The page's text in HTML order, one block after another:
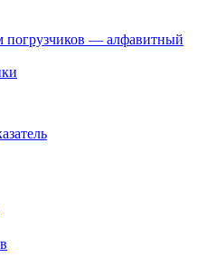
погрузчиков — алфавитный